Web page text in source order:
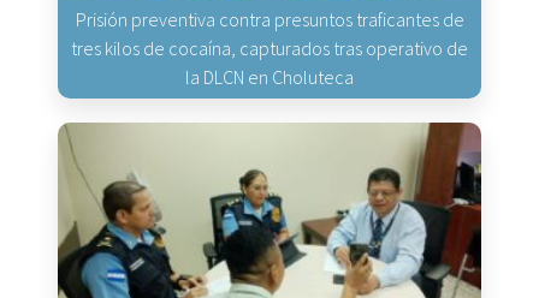
Prisión preventiva contra presuntos traficantes de
tres kilos de cocaína, capturados tras operativo de
la DLCN en Choluteca